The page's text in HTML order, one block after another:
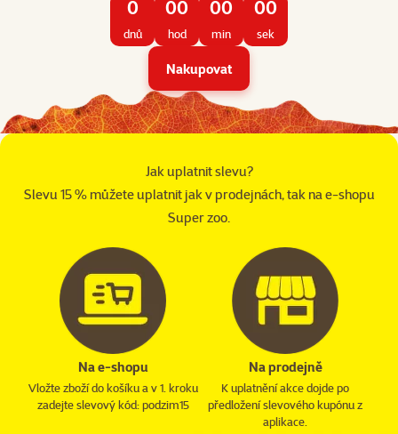
0
dnů
00
hod
00
min
00
sek
Nakupovat
Jak uplatnit slevu?
Slevu 15 % můžete uplatnit jak v prodejnách, tak na e-shopu
Super zoo.
Na e-shopu
Vložte zboží do košíku a v 1. kroku
zadejte slevový kód: podzim15
Na prodejně
K uplatnění akce dojde po
předložení slevového kupónu z
aplikace.